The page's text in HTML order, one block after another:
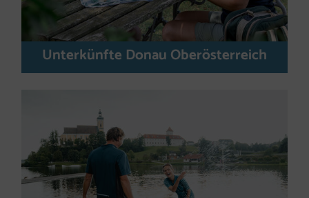
Unterkünfte Donau Oberösterreich